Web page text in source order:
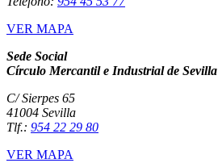
VER MAPA
Sede Social
Círculo Mercantil e Industrial de Sevilla
C/ Sierpes 65
41004 Sevilla
Tlf.: 954 22 29 80
VER MAPA